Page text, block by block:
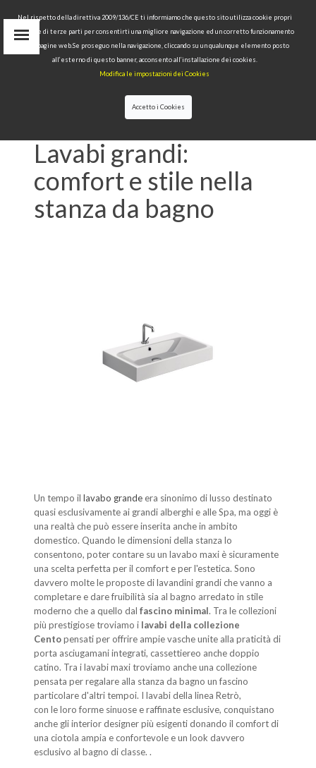
Area Riservata
>> LAVABI GRANDI: COMFORT E
Lavabi grandi:
comfort e stile nella
stanza da bagno
Un tempo il lavabo grande era sinonimo di lusso destinato
quasi esclusivamente ai grandi alberghi e alle Spa, ma oggi è
una realtà che può essere inserita anche in ambito
domestico. Quando le dimensioni della stanza lo
consentono, poter contare su un lavabo maxi è sicuramente
una scelta perfetta per il comfort e per l'estetica. Sono
davvero molte le proposte di lavandini grandi che vanno a
completare e dare fruibilità sia al bagno arredato in stile
moderno che a quello dal fascino minimal. Tra le collezioni
più prestigiose troviamo i lavabi della collezione
Centopensati per offrire ampie vasche unite alla praticità di
porta asciugamani integrati, cassettiereo anche doppio
catino. Tra i lavabi maxi troviamo anche una collezione
pensata per regalare alla stanza da bagno un fascino
particolare d'altri tempoi. I lavabi della linea Retrò,
con le loro forme sinuose e raffinate esclusive, conquistano
anche gli interior designer più esigenti donando il comfort di
una ciotola ampia e confortevole e un look davvero
esclusivo al bagno di classe. .
Nel rispetto della direttiva 2009/136/CE ti informiamo che questo sito utilizza cookie propri
tecnici e di terze parti per consentirti una migliore navigazione ed un corretto funzionamento
delle pagine web.Se proseguo nella navigazione, cliccando su un qualunque elemento posto
all’esterno di questo banner, acconsento all’installazione dei cookies.
Modifica le impostazioni dei Cookies
Accetto i Cookies